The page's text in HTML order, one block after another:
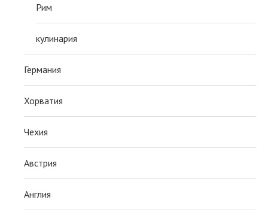
Рим
кулинария
Германия
Хорватия
Чехия
Австрия
Англия